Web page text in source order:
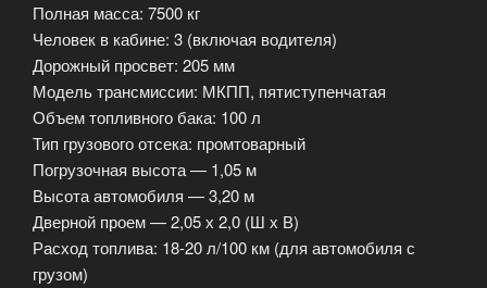
Полная масса: 7500 кг
Человек в кабине: 3 (включая водителя)
Дорожный просвет: 205 мм
Модель трансмиссии: МКПП, пятиступенчатая
Объем топливного бака: 100 л
Тип грузового отсека: промтоварный
Погрузочная высота — 1,05 м
Высота автомобиля — 3,20 м
Дверной проем — 2,05 х 2,0 (Ш х В)
Расход топлива: 18-20 л/100 км (для автомобиля с
грузом)